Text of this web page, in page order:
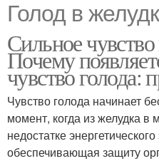
Голод в
Сильное
Почему
чувство голода:
Чувство голода начинает
момент, когда из желудка в
недостатке
обеспечивающая защиту